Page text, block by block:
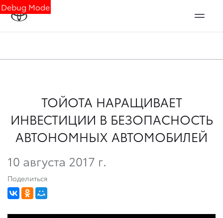
Debug Mode
ТОЙОТА НАРАЩИВАЕТ
ИНВЕСТИЦИИ В БЕЗОПАСНОСТЬ
АВТОНОМНЫХ АВТОМОБИЛЕЙ
10 августа 2017 г.
Поделиться